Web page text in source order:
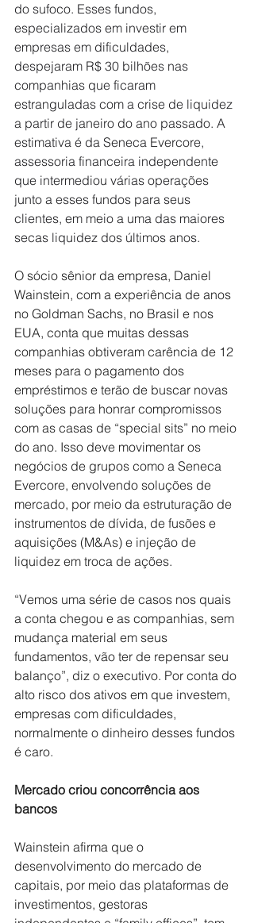
do sufoco. Esses fundos,
especializados em investir em
empresas em dificuldades,
despejaram R$ 30 bilhões nas
companhias que ficaram
estranguladas com a crise de liquidez
a partir de janeiro do ano passado. A
estimativa é da Seneca Evercore,
assessoria financeira independente
que intermediou várias operações
junto a esses fundos para seus
clientes, em meio a uma das maiores
secas liquidez dos últimos anos.
O sócio sênior da empresa, Daniel
Wainstein, com a experiência de anos
no Goldman Sachs, no Brasil e nos
EUA, conta que muitas dessas
companhias obtiveram carência de 12
meses para o pagamento dos
empréstimos e terão de buscar novas
soluções para honrar compromissos
com as casas de “special sits” no meio
do ano. Isso deve movimentar os
negócios de grupos como a Seneca
Evercore, envolvendo soluções de
mercado, por meio da estruturação de
instrumentos de dívida, de fusões e
aquisições (M&As) e injeção de
liquidez em troca de ações.
“Vemos uma série de casos nos quais
a conta chegou e as companhias, sem
mudança material em seus
fundamentos, vão ter de repensar seu
balanço”, diz o executivo. Por conta do
alto risco dos ativos em que investem,
empresas com dificuldades,
normalmente o dinheiro desses fundos
é caro.
Mercado criou concorrência aos
bancos
Wainstein afirma que o
desenvolvimento do mercado de
capitais, por meio das plataformas de
investimentos, gestoras